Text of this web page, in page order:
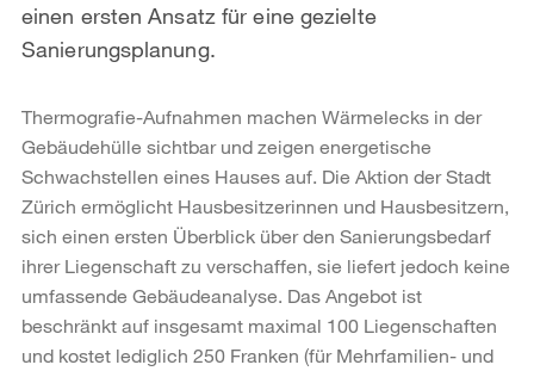
einen ersten Ansatz für eine gezielte
Sanierungsplanung.
Thermografie-Aufnahmen machen Wärmelecks in der
Gebäudehülle sichtbar und zeigen energetische
Schwachstellen eines Hauses auf. Die Aktion der Stadt
Zürich ermöglicht Hausbesitzerinnen und Hausbesitzern,
sich einen ersten Überblick über den Sanierungsbedarf
ihrer Liegenschaft zu verschaffen, sie liefert jedoch keine
umfassende Gebäudeanalyse. Das Angebot ist
beschränkt auf insgesamt maximal 100 Liegenschaften
und kostet lediglich 250 Franken (für Mehrfamilien- und